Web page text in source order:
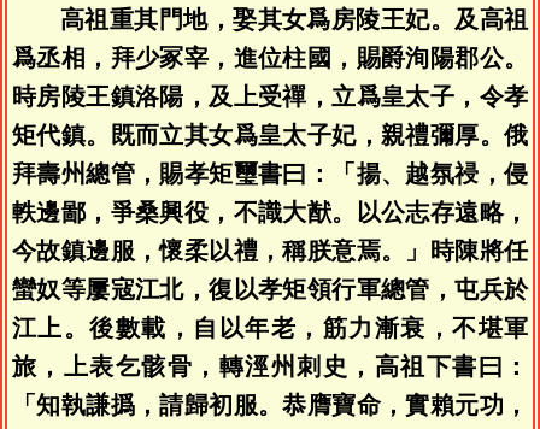
高祖重其門地，娶其女爲房陵王妃。及高祖
爲丞相，拜少冢宰，進位柱國，賜爵洵陽郡公。
時房陵王鎮洛陽，及上受禪，立爲皇太子，令孝
矩代鎮。既而立其女爲皇太子妃，親禮彌厚。俄
拜壽州總管，賜孝矩璽書曰：「揚、越氛祲，侵
軼邊鄙，爭桑興役，不識大猷。以公志存遠略，
今故鎮邊服，懷柔以禮，稱朕意焉。」時陳將任
蠻奴等屢寇江北，復以孝矩領行軍總管，屯兵於
江上。後數載，自以年老，筋力漸衰，不堪軍
旅，上表乞骸骨，轉涇州刺史，高祖下書曰：
「知執謙撝，請歸初服。恭膺寶命，實賴元功，